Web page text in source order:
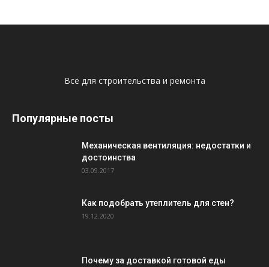
Всё для строительства и ремонта
Популярные посты
Механическая вентиляция: недостатки и
достоинства
03.09.2017
Как подобрать утеплитель для стен?
19.12.2020
Почему за доставкой готовой еды